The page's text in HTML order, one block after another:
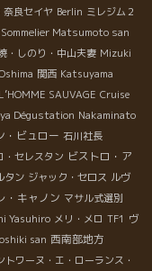
奈良セイヤ Berlin ミレジム２
Sommelier Matsumoto san
・しのり・中山夫妻 Mizuki
関西 Katsuyama
SAUVAGE Cruise
Dégustation Nakaminato
・ビュロー 石川社長
・セレスタン ビストロ・ア
タン ジャック・セロス ルヴ
・キャノン マサル式選別
Yasuhiro メリ・メロ TF1 ヴ
san 西南部地方
トワーヌ・エ・ローランス・